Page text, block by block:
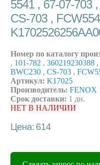
5541 , 67-07-703
CS-703 ,
Номер по каталогу
, 101-782 , 360219230388 ,
BWC230 , CS-703 ,
Артикул: K17025
Производитель: FENOX
Срок доставки: 1 дн.
НЕТ В НАЛИЧИИ
Цена: 614